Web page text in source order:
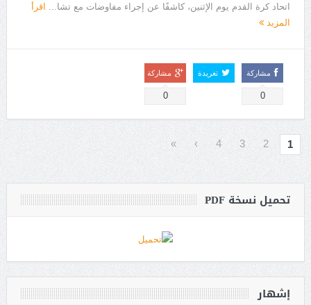
اتحاد كرة القدم يوم الإثنين، كاشفًا عن إجراء مفاوضات مع تشا...
اقرأ
المزيد
مشاركة
0
تغريدة مشاركة
0
1
2
3
4
›
»
تحميل نسخة PDF
إشهار